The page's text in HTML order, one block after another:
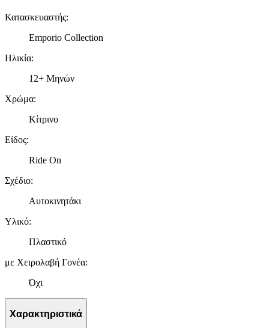
Κατασκευαστής:
Emporio Collection
Ηλικία:
12+ Μηνών
Χρώμα:
Κίτρινο
Είδος:
Ride On
Σχέδιο:
Αυτοκινητάκι
Υλικό:
Πλαστικό
με Χειρολαβή Γονέα:
Όχι
Χαρακτηριστικά